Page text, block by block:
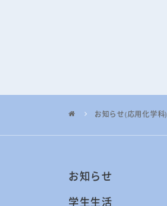
お知らせ(応用化学科)
お知らせ
学生生活